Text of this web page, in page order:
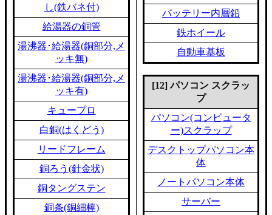
し(鉄バネ付)
給湯器の銅管
湯沸器･給湯器(銅部分,メ
ッキ無)
湯沸器･給湯器(銅部分,メ
ッキ有)
キュープロ
白銅(はくどう)
リードフレーム
銅ろう(針金状)
銅タングステン
銅条(銅細棒)
バッテリー内層鉛
鉄ホイール
自動車基板
[12] パソコン スクラッ
プ
パソコン(コンピュータ
ー)スクラップ
デスクトップパソコン本
体
ノートパソコン本体
サーバー